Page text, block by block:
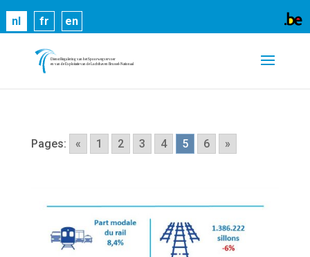
nl fr en
Pages: « 1 2 3 4 5 6 »
Cookies helpen ons bij het leveren van onze
diensten. Door gebruik te maken van onze diensten,
gaat u akkoord met ons gebruik van cookies.
informatie